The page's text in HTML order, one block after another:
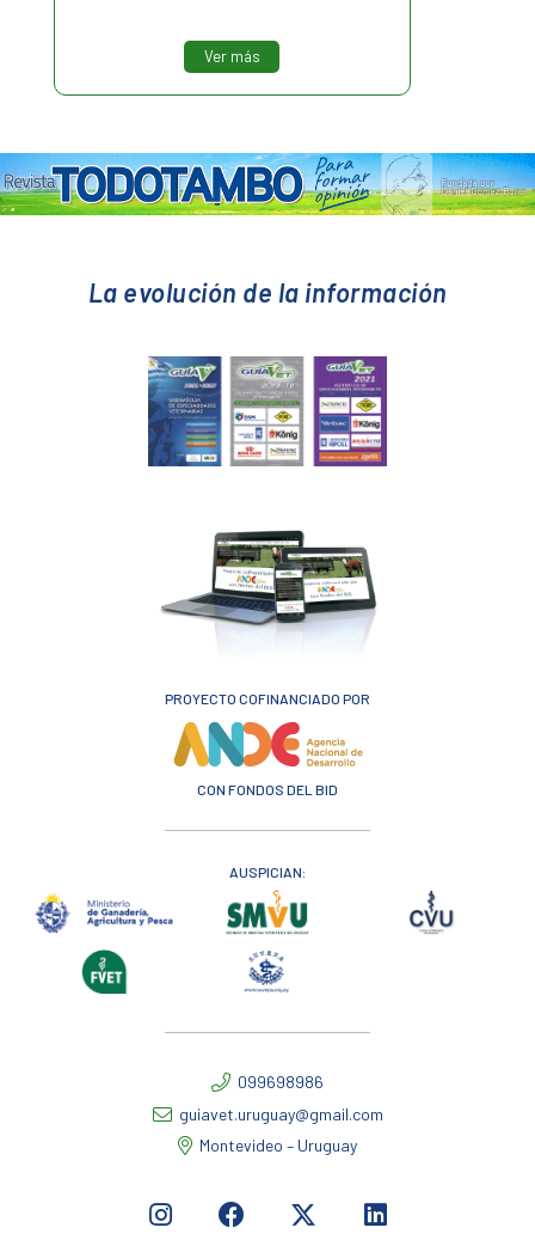
Ver más
La evolución de la información
PROYECTO COFINANCIADO POR
CON FONDOS DEL BID
AUSPICIAN:
099698986
guiavet.uruguay@gmail.com
Montevideo – Uruguay